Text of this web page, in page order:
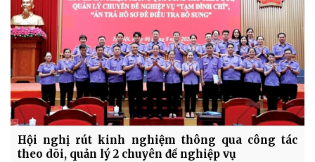
Hội nghị rút kinh nghiệm thông qua công tác
theo dõi, quản lý 2 chuyên đề nghiệp vụ